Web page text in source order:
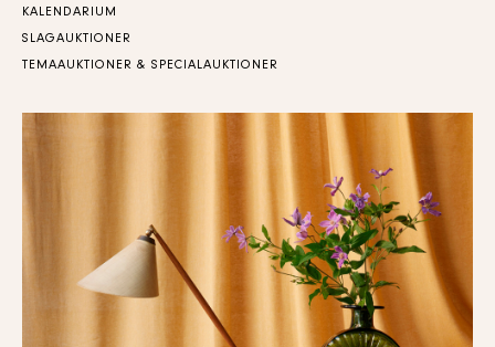
KALENDARIUM
SLAGAUKTIONER
TEMAAUKTIONER & SPECIALAUKTIONER